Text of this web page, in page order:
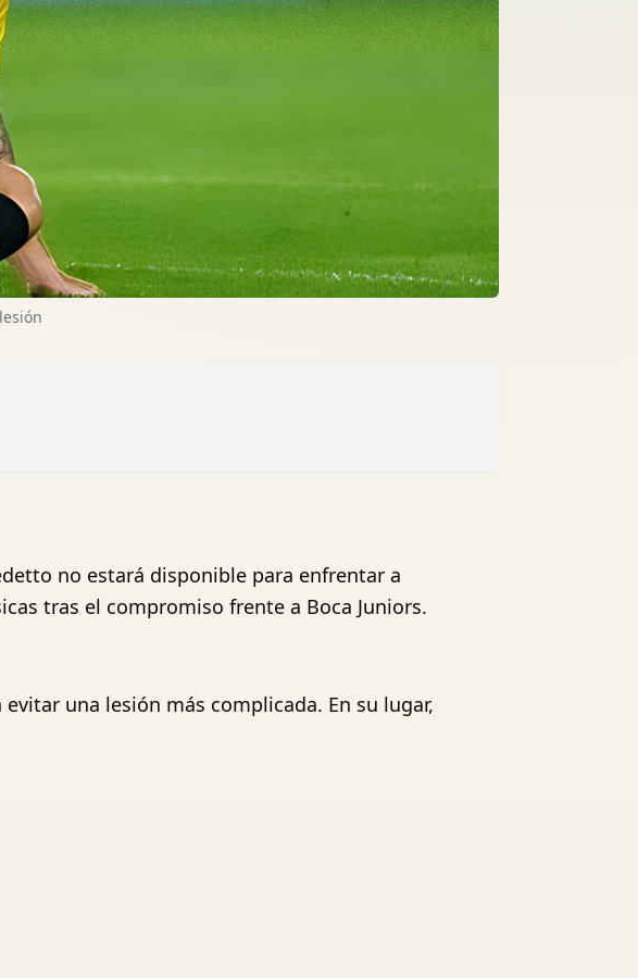
no estará disponible para enfrentar a
tras el compromiso frente a Boca Juniors.
una lesión más complicada. En su lugar,